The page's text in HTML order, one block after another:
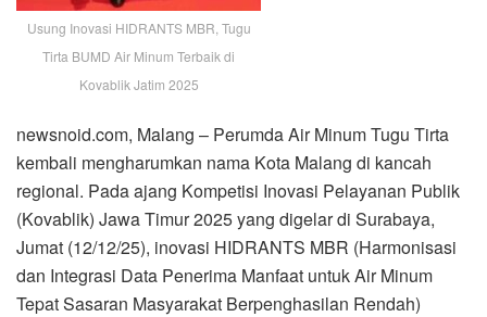
Usung Inovasi HIDRANTS MBR, Tugu
Tirta BUMD Air Minum Terbaik di
Kovablik Jatim 2025
newsnoid.com, Malang – Perumda Air Minum Tugu Tirta
kembali mengharumkan nama Kota Malang di kancah
regional. Pada ajang Kompetisi Inovasi Pelayanan Publik
(Kovablik) Jawa Timur 2025 yang digelar di Surabaya,
Jumat (12/12/25), inovasi HIDRANTS MBR (Harmonisasi
dan Integrasi Data Penerima Manfaat untuk Air Minum
Tepat Sasaran Masyarakat Berpenghasilan Rendah)